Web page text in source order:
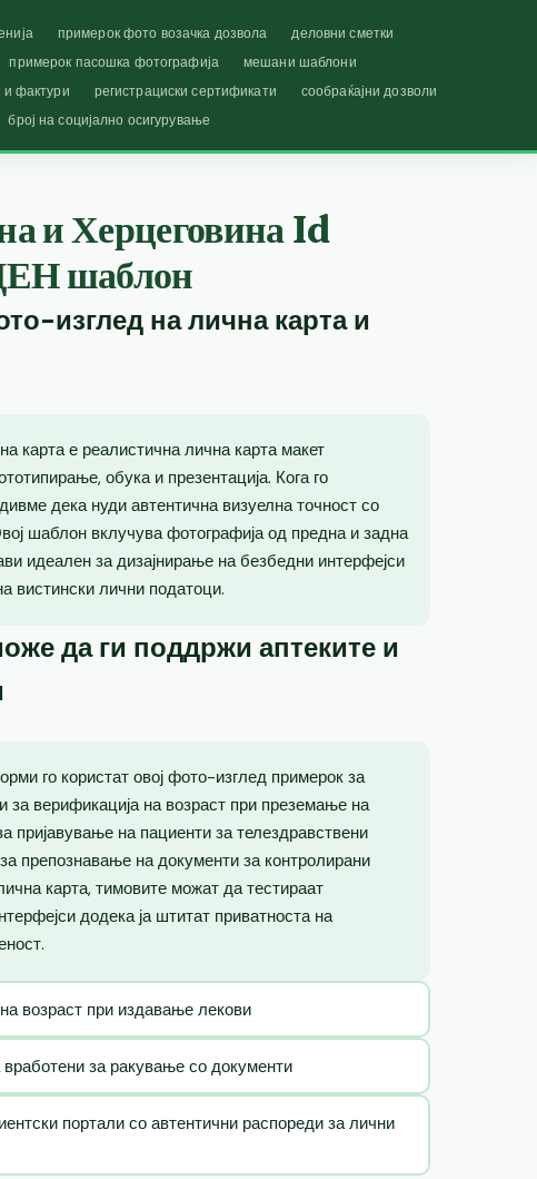
примерок фото возачка дозвола
деловни сметки
примерок пасошка фотографија
мешани шаблони
и фактури регистрациски сертификати
сообраќајни дозволи
број на социјално осигурување
и Херцеговина Id
шаблон
изглед на лична карта и
карта е реалистична лична карта макет
обука и презентација. Кога го
дека нуди автентична визуелна точност со
шаблон вклучува фотографија од предна и задна
идеален за дизајнирање на безбедни интерфејси
вистински лични податоци.
да ги поддржи аптеките и
го користат овој фото-изглед примерок за
за верификација на возраст при преземање на
пријавување на пациенти за телездравствени
препознавање на документи за контролирани
карта, тимовите можат да тестираат
додека ја штитат приватноста на
возраст при издавање лекови
за ракување со документи
портали со автентични распореди за лични